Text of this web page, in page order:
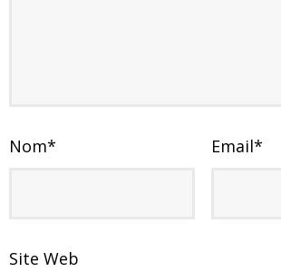
Nom* Email*
Site Web